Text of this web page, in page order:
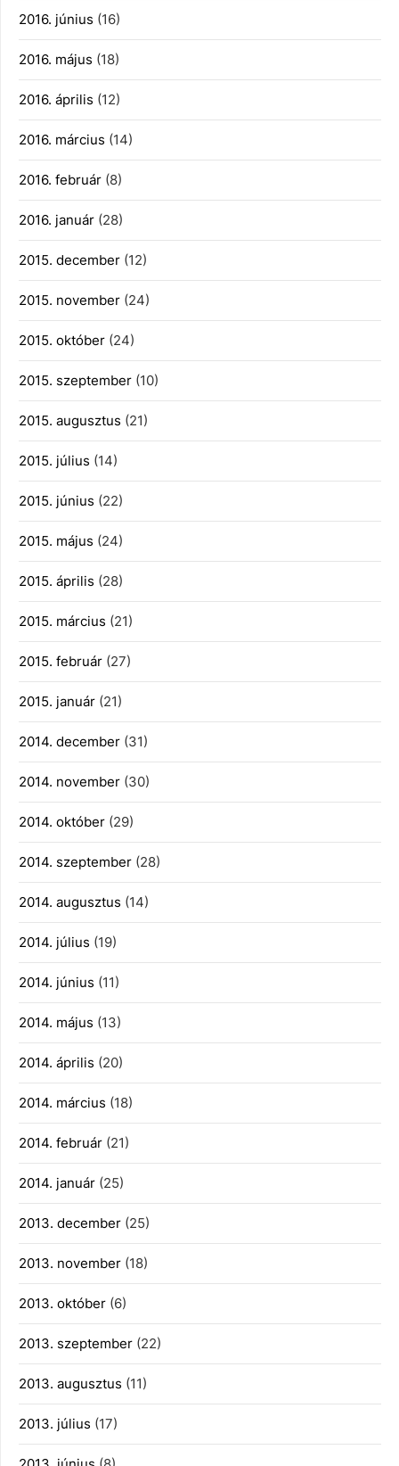
2016. június (16)
2016. május (18)
2016. április (12)
2016. március (14)
2016. február (8)
2016. január (28)
2015. december (12)
2015. november (24)
2015. október (24)
2015. szeptember (10)
2015. augusztus (21)
2015. július (14)
2015. június (22)
2015. május (24)
2015. április (28)
2015. március (21)
2015. február (27)
2015. január (21)
2014. december (31)
2014. november (30)
2014. október (29)
2014. szeptember (28)
2014. augusztus (14)
2014. július (19)
2014. június (11)
2014. május (13)
2014. április (20)
2014. március (18)
2014. február (21)
2014. január (25)
2013. december (25)
2013. november (18)
2013. október (6)
2013. szeptember (22)
2013. augusztus (11)
2013. július (17)